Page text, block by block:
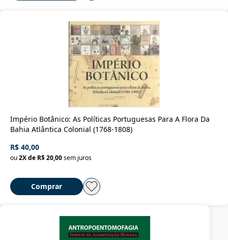
Império Botânico: As Políticas Portuguesas Para A Flora Da
Bahia Atlântica Colonial (1768-1808)
R$ 40,00
ou2X de R$ 20,00sem juros
Comprar